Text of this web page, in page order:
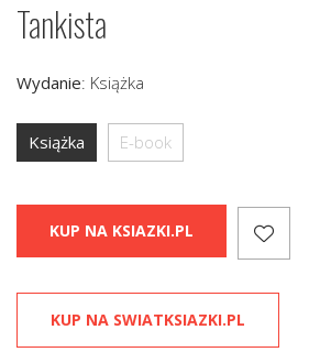
Tankista
Wydanie: Książka
Książka E-book
KUP NA KSIAZKI.PL
KUP NA SWIATKSIAZKI.PL